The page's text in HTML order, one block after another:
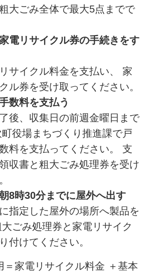
大ごみ全体で最大5点までで
電リサイクル券の手続きをす
サイクル料金を支払い、 家
ル券を受け取ってください。
数料を支払う
後、収集日の前週金曜日まで
役場まちづくり推進課で戸
料を支払ってください。 支
収書と粗大ごみ処理券を受け
8時30分までに屋外へ出す
指定した屋外の場所へ製品を
ごみ処理券と家電リサイク
付けてください。
＝家電リサイクル料金 ＋基本